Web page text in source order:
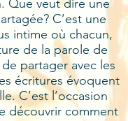
Que veut dire une
C’est une
intime où chacun,
de la parole de
partager avec les
écritures évoquent
C’est l’occasion
découvrir comment